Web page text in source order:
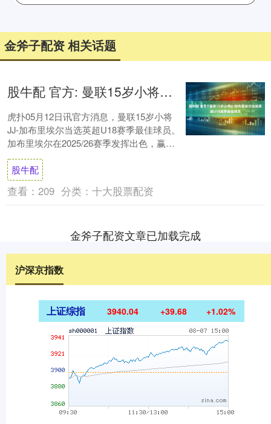
金斧子配资 相关话题
股牛配 官方: 曼联15岁小将JJ-加布里埃尔当选英超U18赛季最佳球员
虎扑05月12日讯官方消息，曼联15岁小将
JJ-加布里埃尔当选英超U18赛季最佳球员。
加布里埃尔在2025/26赛季发挥出色，赢得
了首届英超U18赛季最佳球员....
股牛配
查看： 209 分类： 十大股票配资
金斧子配资文章已加载完成
沪深京指数
上证综指 3940.04 +39.68 +1.02%